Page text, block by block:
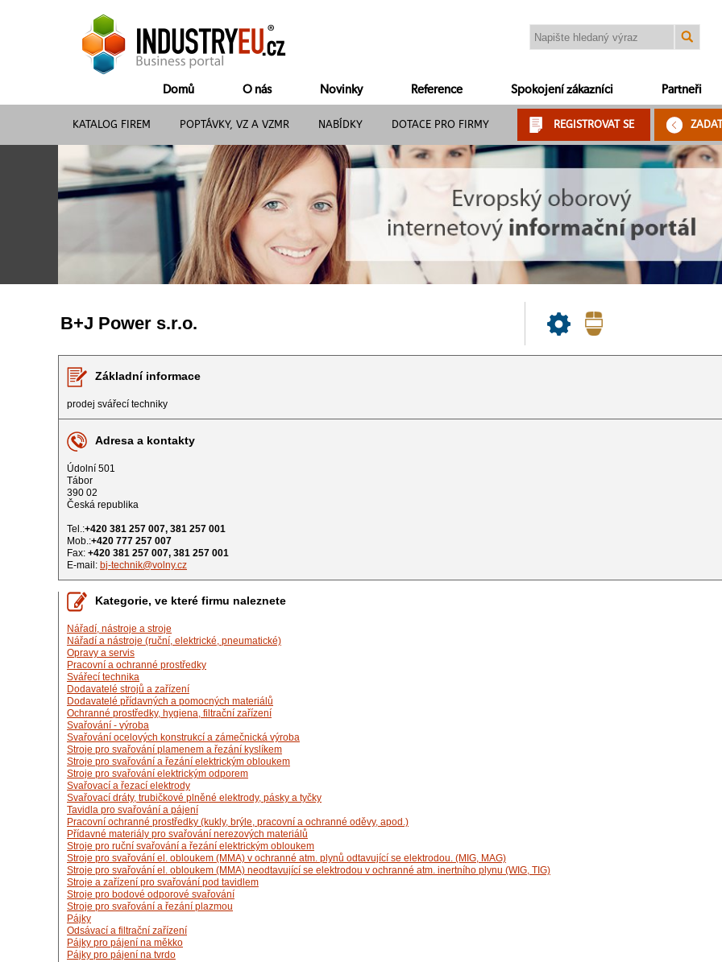
Domů O nás Novinky Reference Spokojení zákazníci Partneři
KATALOG FIREM POPTÁVKY, VZ A VZMR NABÍDKY DOTACE PRO FIRMY REGISTROVAT SE
B+J Power s.r.o.
Základní informace
prodej svářecí techniky
Adresa a kontakty
Údolní 501
Tábor
390 02
Česká republika
Tel.:+420 381 257 007, 381 257 001
Mob.:+420 777 257 007
Fax: +420 381 257 007, 381 257 001
E-mail: bj-technik@volny.cz
Kategorie, ve které firmu naleznete
Nářadí, nástroje a stroje
Nářadí a nástroje (ruční, elektrické, pneumatické)
Opravy a servis
Pracovní a ochranné prostředky
Svářecí technika
Dodavatelé strojů a zařízení
Dodavatelé přídavných a pomocných materiálů
Ochranné prostředky, hygiena, filtrační zařízení
Svařování - výroba
Svařování ocelových konstrukcí a zámečnická výroba
Stroje pro svařování plamenem a řezání kyslíkem
Stroje pro svařování a řezání elektrickým obloukem
Stroje pro svařování elektrickým odporem
Svařovací a řezací elektrody
Svařovací dráty, trubičkové plněné elektrody, pásky a tyčky
Tavidla pro svařování a pájení
Pracovní ochranné prostředky (kukly, brýle, pracovní a ochranné oděvy, apod.)
Přídavné materiály pro svařování nerezových materiálů
Stroje pro ruční svařování a řezání elektrickým obloukem
Stroje pro svařování el. obloukem (MMA) v ochranné atm. plynů odtavující se elektrodou. (MIG, MAG)
Stroje pro svařování el. obloukem (MMA) neodtavující se elektrodou v ochranné atm. inertního plynu (WIG, TIG)
Stroje a zařízení pro svařování pod tavidlem
Stroje pro bodové odporové svařování
Stroje pro svařování a řezání plazmou
Pájky
Odsávací a filtrační zařízení
Pájky pro pájení na měkko
Pájky pro pájení na tvrdo